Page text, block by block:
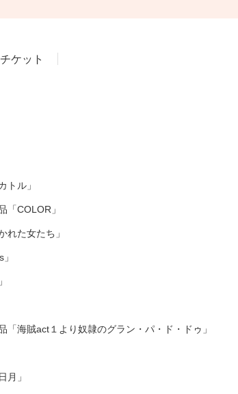
チケット
トル」
「COLOR 」
れた女たち」
」
「海賊act １より奴隷のグラン・パ・ド・ドゥ」
月」